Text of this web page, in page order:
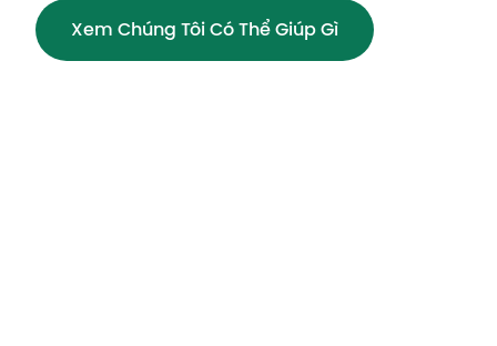
Xem Chúng Tôi Có Thể Giúp Gì